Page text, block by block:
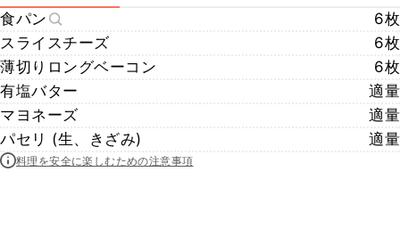
食パン
6枚
スライスチーズ
6枚
薄切りロングベーコン
6枚
有塩バター
適量
マヨネーズ
適量
パセリ (生、きざみ)
適量
料理を安全に楽しむための注意事項